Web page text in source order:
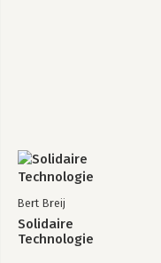
Bert Breij
Solidaire
Technologie